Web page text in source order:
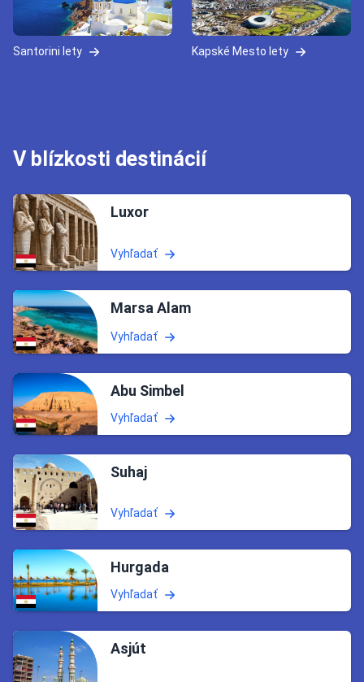
Santorini lety Kapské Mesto lety
V blízkosti destinácií
Luxor
Vyhľadať
Marsa Alam
Vyhľadať
Abu Simbel
Vyhľadať
Suhaj
Vyhľadať
Hurgada
Vyhľadať
Asjút